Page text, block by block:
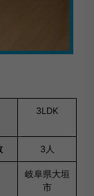
3LDK
3人
岐阜県大垣
市